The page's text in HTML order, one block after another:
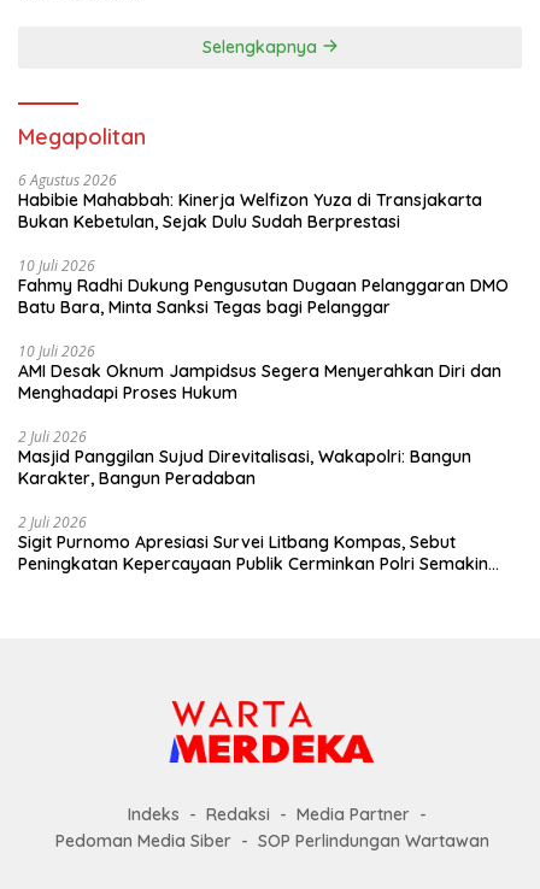
Selengkapnya
Megapolitan
6 Agustus 2026
Habibie Mahabbah: Kinerja Welfizon Yuza di Transjakarta
Bukan Kebetulan, Sejak Dulu Sudah Berprestasi
10 Juli 2026
Fahmy Radhi Dukung Pengusutan Dugaan Pelanggaran DMO
Batu Bara, Minta Sanksi Tegas bagi Pelanggar
10 Juli 2026
AMI Desak Oknum Jampidsus Segera Menyerahkan Diri dan
Menghadapi Proses Hukum
2 Juli 2026
Masjid Panggilan Sujud Direvitalisasi, Wakapolri: Bangun
Karakter, Bangun Peradaban
2 Juli 2026
Sigit Purnomo Apresiasi Survei Litbang Kompas, Sebut
Peningkatan Kepercayaan Publik Cerminkan Polri Semakin
Indeks Redaksi
Media Partner
Pedoman Media Siber
SOP Perlindungan Wartawan